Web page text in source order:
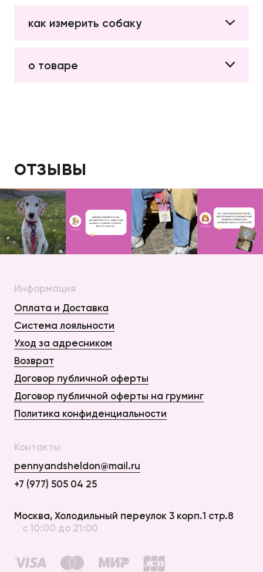
как измерить собаку
о товаре
отзывы
Информация
Оплата и Доставка
Система лояльности
Уход за адресником
Возврат
Договор публичной оферты
Договор публичной оферты на груминг
Политика конфиденциальности
Контакты
pennyandsheldon@mail.ru
+7 (977) 505 04 25
Москва, Холодильный переулок 3 корп.1 стр.8
с 10:00 до 21:00
Оплата и Доставка
Возврат
Договор публичной оферты на груминг